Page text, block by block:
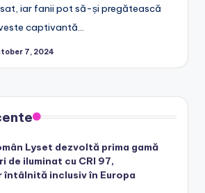
iar fanii pot să-și pregătească
captivantă…
7, 2024
Lyset dezvoltă prima gamă
de iluminat cu CRI 97,
întâlnită inclusiv în Europa